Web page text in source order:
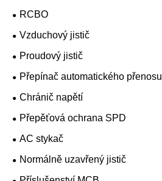
RCBO
Vzduchový jistič
Proudový jistič
Přepínač automatického přenosu
Chránič napětí
Přepěťová ochrana SPD
AC stykač
Normálně uzavřený jistič